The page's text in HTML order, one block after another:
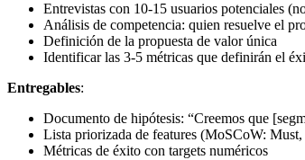
Entrevistas con 10-15 usuarios potenciales
Análisis de competencia: quien resuelve el
Definición de la propuesta de valor única
Identificar las 3-5 métricas que definirán el
Entregables:
Documento de hipótesis: “Creemos que
Lista priorizada de features (MoSCoW:
Métricas de éxito con targets numéricos